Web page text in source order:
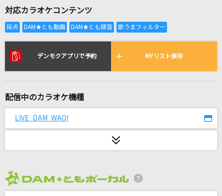
リアルタイムで歌われている曲の一覧
キミのことが好きなわたしが好き
[生音]あふれる涙が伝うとき
津吹みゆ
[生音]366日
HY
対応カラオケコンテンツ
デンモクアプリで予約 MYリスト保存
配信中のカラオケ機種
LIVE DAM WAO!